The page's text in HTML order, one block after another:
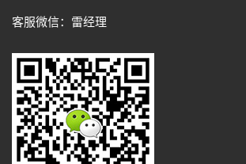
客服微信：雷经理